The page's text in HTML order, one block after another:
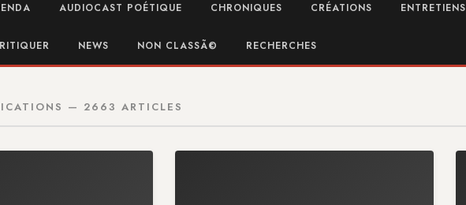
AUDIOCAST POÉTIQUE CHRONIQUES CRÉATIONS ENTRETIENS
NEWS NON CLASSÃ© RECHERCHES
— 2663 ARTICLES